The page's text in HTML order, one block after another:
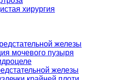
хирургия
железы
мочевого пузыря
железы